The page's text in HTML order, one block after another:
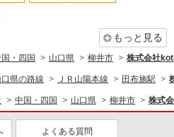
もっと見る
・四国 山口県 柳井市 株式会社
口県の路線 ＪＲ山陽本線 田布施駅
中国・四国 山口県 柳井市 株式
よくある質問